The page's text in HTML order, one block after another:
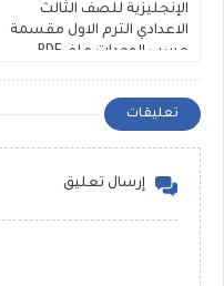
الإنجليزية للصف الثالث
الاعدادي الترم الاول مقسمة
حسب الوحدات ملفPDF
تعليقات
إرسال تعليق